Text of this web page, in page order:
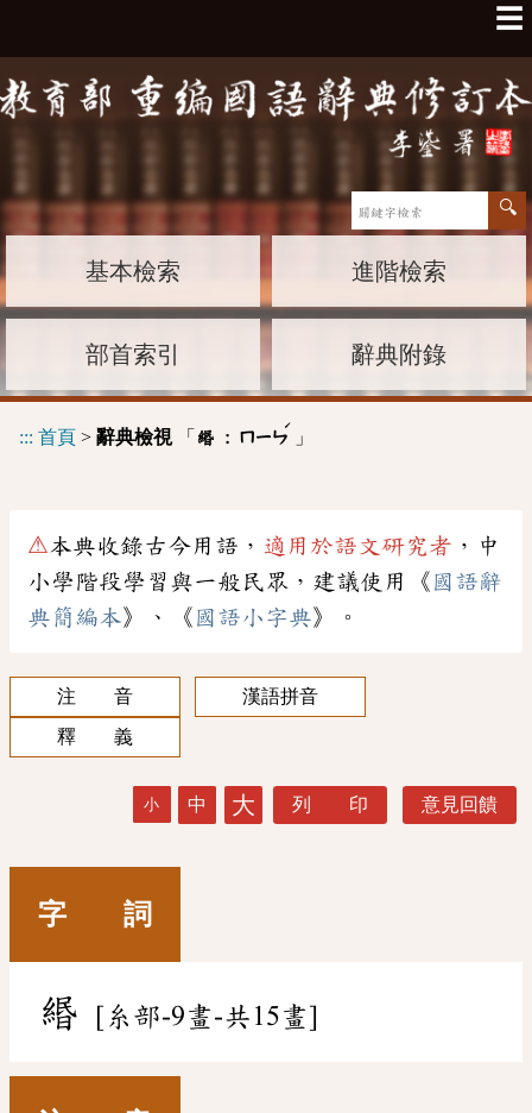
☰
基本檢索 進階檢索
部首索引 辭典附錄
::: 首頁 > 辭典檢視「 緡 : ㄇㄧㄣ
ˊ
」
⚠本典收錄古今用語， 適用於語文研究者 ，中
小學階段學習與一般民眾，建議使用《 國語辭
典簡編本》、《 國語小字典》。
注 音
漢語拼音
釋 義
小 中 大 列 印 意見回饋
字 詞
緡 [糸部-9畫-共15畫]